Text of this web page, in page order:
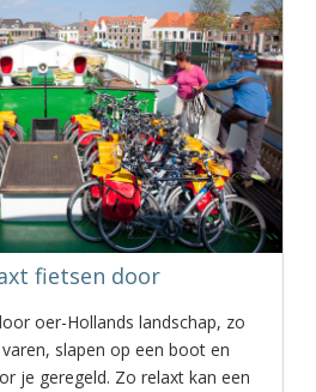
fietsen door
oer-Hollands landschap, zo
slapen op een boot en
je geregeld. Zo relaxt kan een